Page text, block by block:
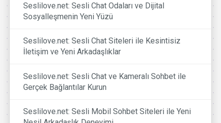
Seslilove.net: Sesli Chat Odaları ve Dijital
Sosyalleşmenin Yeni Yüzü
Seslilove.net: Sesli Chat Siteleri ile Kesintisiz
İletişim ve Yeni Arkadaşlıklar
Seslilove.net: Sesli Chat ve Kameralı Sohbet ile
Gerçek Bağlantılar Kurun
Seslilove.net: Sesli Mobil Sohbet Siteleri ile Yeni